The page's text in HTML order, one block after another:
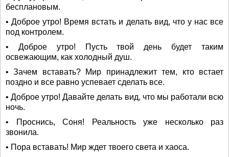
бесплановым.
• Доброе утро! Время встать и делать вид, что у нас все
под контролем.
• Доброе утро! Пусть твой день будет таким
освежающим, как холодный душ.
• Зачем вставать? Мир принадлежит тем, кто встает
поздно и все равно успевает сделать все.
• Доброе утро! Давайте делать вид, что мы работали всю
ночь.
• Проснись, Соня! Реальность уже несколько раз
звонила.
• Пора вставать! Мир ждет твоего света и хаоса.